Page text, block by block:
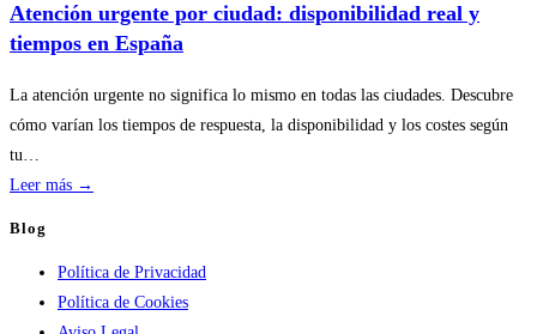
temporada
de
calderas:
Atención urgente por ciudad: disponibilidad real y
tiempos en España
La atención urgente no significa lo mismo en todas las ciudades. Descubre
cómo varían los tiempos de respuesta, la disponibilidad y los costes según
tu…
Leer más →
por
ciudad:
Blog
Política de Privacidad
Política de Cookies